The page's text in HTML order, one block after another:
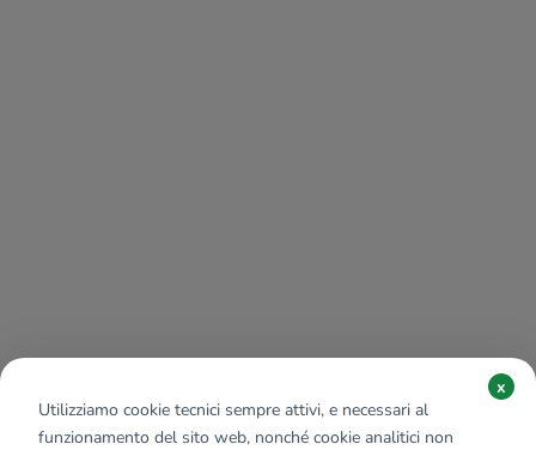
Utilizziamo cookie tecnici sempre attivi, e necessari al
funzionamento del sito web, nonché cookie analitici non
x